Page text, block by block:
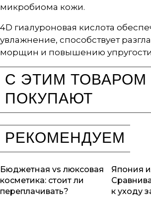
микробиома кожи.
4D гиалуроновая кислота
увлажнение, способствует
морщин и повышению
С ЭТИМ ТОВАРОМ
ПОКУПАЮТ
РЕКОМЕНДУЕМ
Бюджетная vs люксовая
косметика: стоит ли
переплачивать?
Япония
к уходу